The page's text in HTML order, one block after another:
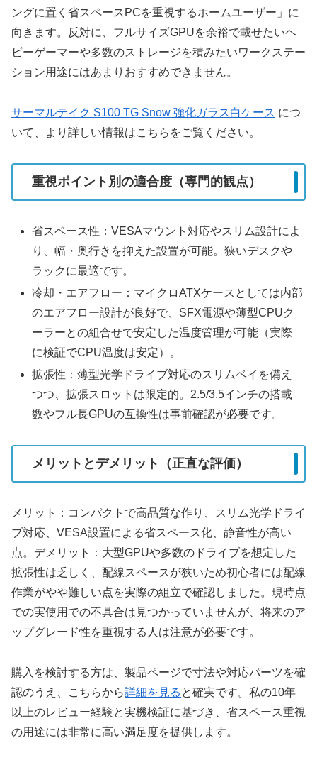
ングに置く省スペースPCを重視するホームユーザー」に
向きます。反対に、フルサイズGPUを余裕で載せたいヘ
ビーゲーマーや多数のストレージを積みたいワークステー
ション用途にはあまりおすすめできません。
サーマルテイク S100 TG Snow 強化ガラス白ケース につ
いて、より詳しい情報はこちらをご覧ください。
重視ポイント別の適合度（専門的観点）
省スペース性：VESAマウント対応やスリム設計によ
り、幅・奥行きを抑えた設置が可能。狭いデスクや
ラックに最適です。
冷却・エアフロー：マイクロATXケースとしては内部
のエアフロー設計が良好で、SFX電源や薄型CPUク
ーラーとの組合せで安定した温度管理が可能（実際
に検証でCPU温度は安定）。
拡張性：薄型光学ドライブ対応のスリムベイを備え
つつ、拡張スロットは限定的。2.5/3.5インチの搭載
数やフル長GPUの互換性は事前確認が必要です。
メリットとデメリット（正直な評価）
メリット：コンパクトで高品質な作り、スリム光学ドライ
ブ対応、VESA設置による省スペース化、静音性が高い
点。デメリット：大型GPUや多数のドライブを想定した
拡張性は乏しく、配線スペースが狭いため初心者には配線
作業がやや難しい点を実際の組立で確認しました。現時点
での実使用での不具合は見つかっていませんが、将来のア
ップグレード性を重視する人は注意が必要です。
購入を検討する方は、製品ページで寸法や対応パーツを確
認のうえ、こちらから詳細を見る と確実です。私の10年
以上のレビュー経験と実機検証に基づき、省スペース重視
の用途には非常に高い満足度を提供します。